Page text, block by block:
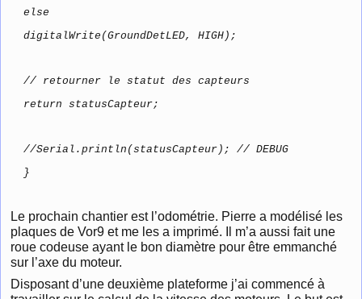
else
digitalWrite(GroundDetLED, HIGH);
// retourner le statut des capteurs
return statusCapteur;
//Serial.println(statusCapteur); // DEBUG
}
Le prochain chantier est l’odométrie. Pierre a modélisé les
plaques de Vor9 et me les a imprimé. Il m’a aussi fait une
roue codeuse ayant le bon diamètre pour être emmanché
sur l’axe du moteur.
Disposant d’une deuxième plateforme j’ai commencé à